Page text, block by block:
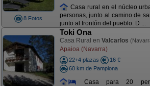
8 Fotos
Casa rural en el núcleo
personas, junto al camino de
junto al frontón del pueblo. D ...
Toki Ona
Casa Rural en Valcarlos
Apaioa (Navarra)
22+4 plazas
16 €
60 km de Pamplona
Casa para 20